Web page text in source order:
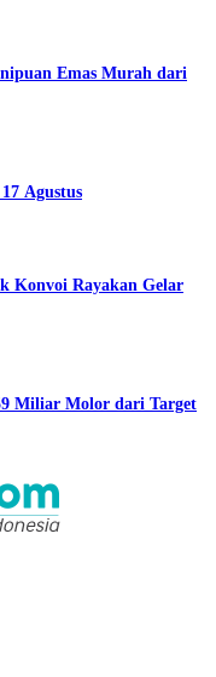
Emas Murah dari
Agustus
Konvoi Rayakan Gelar
Miliar Molor dari Target